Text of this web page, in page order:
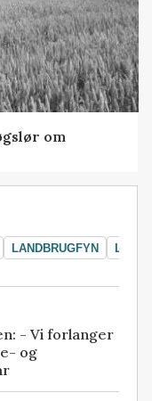
om
LANDBRUGFYN
- Vi forlanger
og